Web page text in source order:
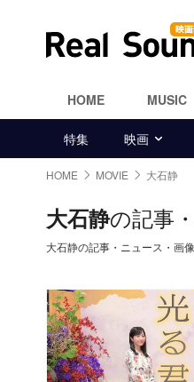
HOME MUSIC
特集 映画
HOME MOVIE 大石静
大石静の記事
大石静の記事・ニュース・画